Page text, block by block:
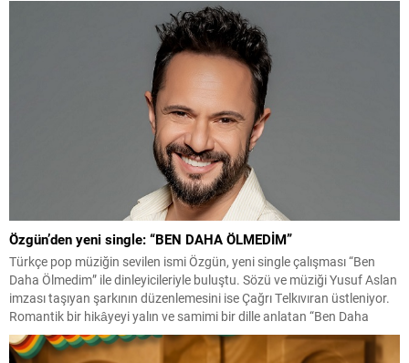
Özgün’den yeni single: “BEN DAHA ÖLMEDİM”
Türkçe pop müziğin sevilen ismi Özgün, yeni single çalışması “Ben
Daha Ölmedim” ile dinleyicileriyle buluştu. Sözü ve müziği Yusuf Aslan
imzası taşıyan şarkının düzenlemesini ise Çağrı Telkıvıran üstleniyor.
Romantik bir hikâyeyi yalın ve samimi bir dille anlatan “Ben Daha
Ölmedim”, beklemekten vazgeçmeyen ve sevgisini her şeye rağmen
içinde yaşatmaya devam...